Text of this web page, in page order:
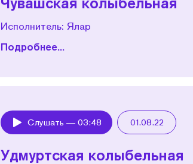
Исполнитель: Ялар
Подробнее...
Play
Слушать — 03:48 01.08.22
Удмуртская колыбельная